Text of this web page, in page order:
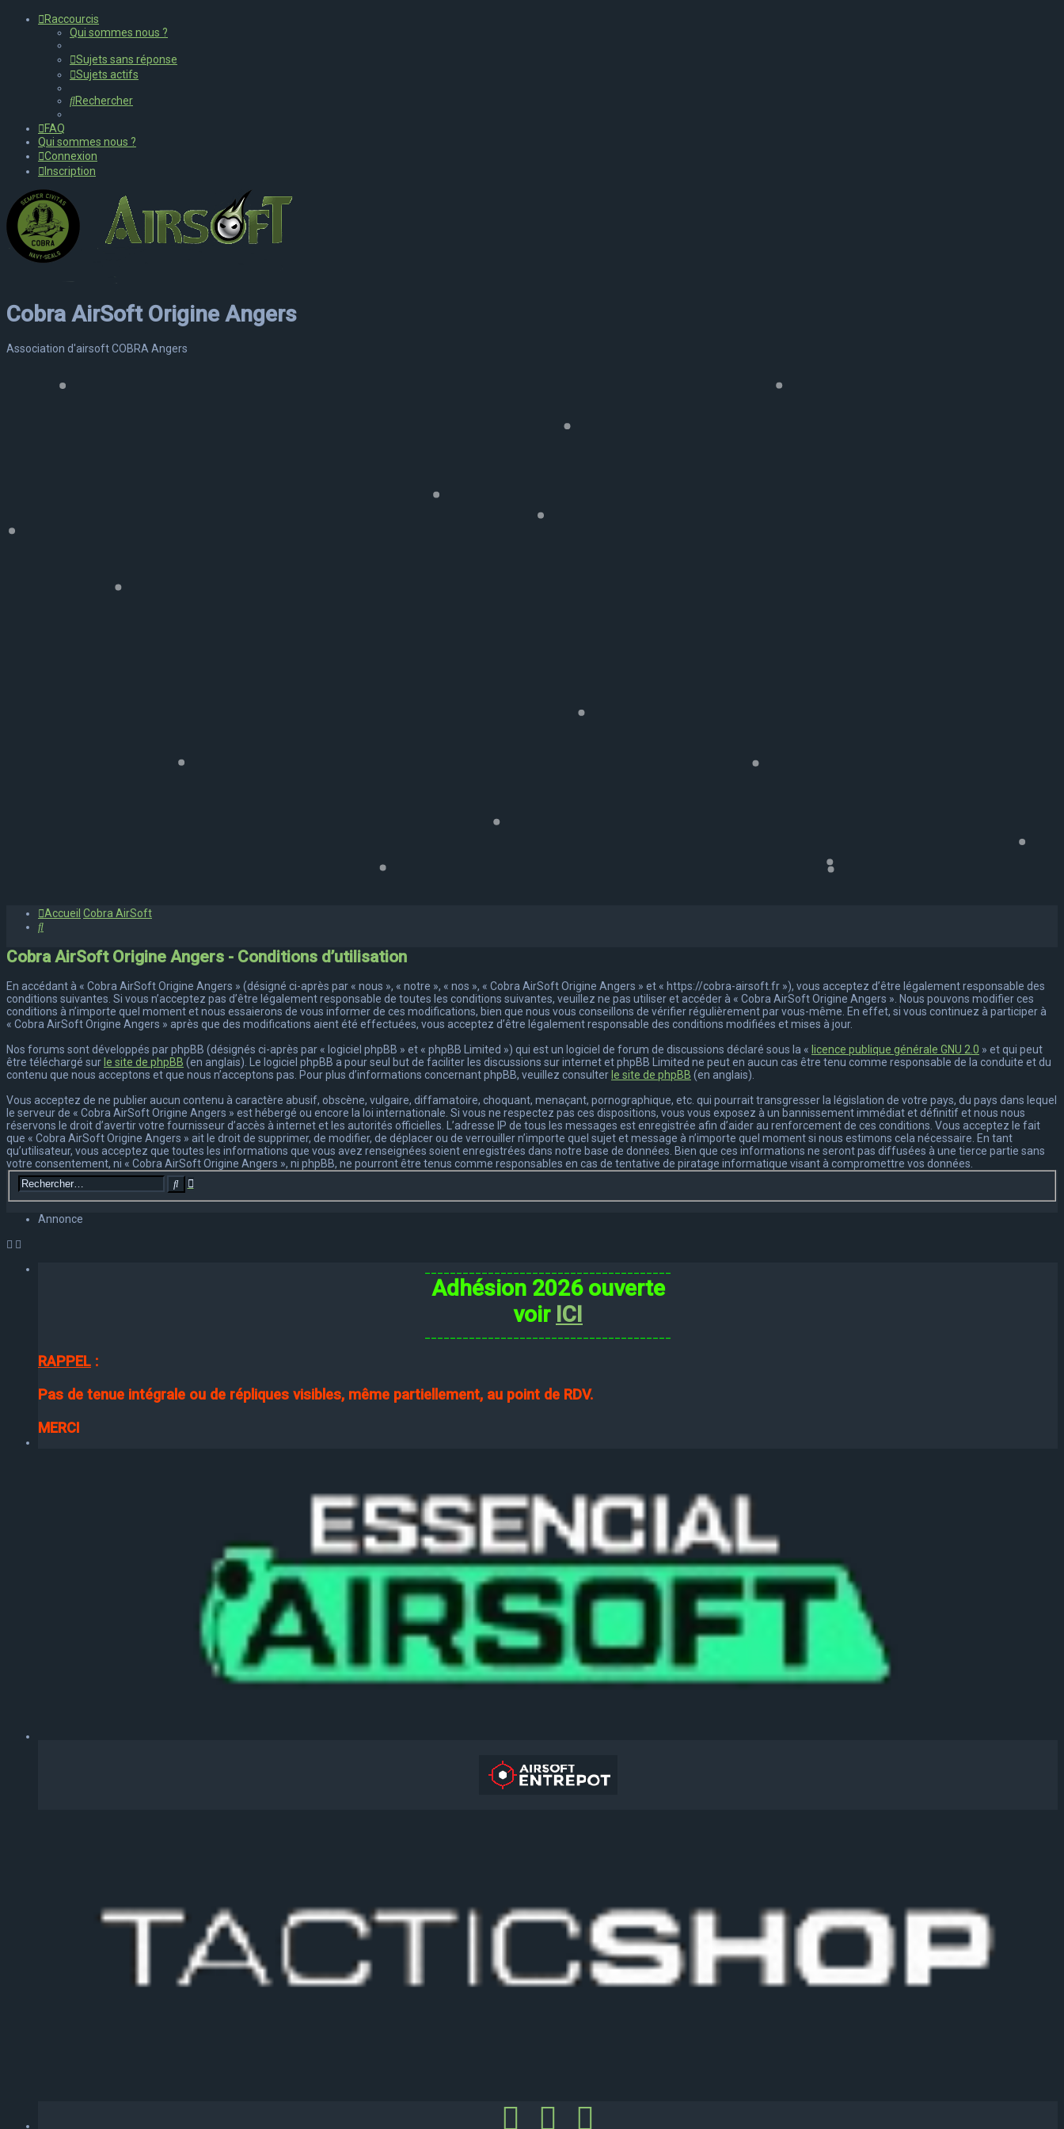
Raccourcis
Qui sommes nous ?
Sujets sans réponse
Sujets actifs
Rechercher
FAQ
Qui sommes nous ?
Connexion
Inscription
Cobra AirSoft Origine Angers
Association d'airsoft COBRA Angers
Accueil Cobra AirSoft
Rechercher
Cobra AirSoft Origine Angers - Conditions d’utilisation
En accédant à « Cobra AirSoft Origine Angers » (désigné ci-après par « nous », « notre », « nos », « Cobra AirSoft Origine Angers » et « https://cobra-airsoft.fr »), vous acceptez d’être légalement responsable des
conditions suivantes. Si vous n’acceptez pas d’être légalement responsable de toutes les conditions suivantes, veuillez ne pas utiliser et accéder à « Cobra AirSoft Origine Angers ». Nous pouvons modifier ces
conditions à n’importe quel moment et nous essaierons de vous informer de ces modifications, bien que nous vous conseillons de vérifier régulièrement par vous-même. En effet, si vous continuez à participer à
« Cobra AirSoft Origine Angers » après que des modifications aient été effectuées, vous acceptez d’être légalement responsable des conditions modifiées et mises à jour.
Nos forums sont développés par phpBB (désignés ci-après par « logiciel phpBB » et « phpBB Limited ») qui est un logiciel de forum de discussions déclaré sous la « licence publique générale GNU 2.0 » et qui peut
être téléchargé sur le site de phpBB (en anglais). Le logiciel phpBB a pour seul but de faciliter les discussions sur internet et phpBB Limited ne peut en aucun cas être tenu comme responsable de la conduite et du
contenu que nous acceptons et que nous n’acceptons pas. Pour plus d’informations concernant phpBB, veuillez consulter le site de phpBB (en anglais).
Vous acceptez de ne publier aucun contenu à caractère abusif, obscène, vulgaire, diffamatoire, choquant, menaçant, pornographique, etc. qui pourrait transgresser la législation de votre pays, du pays dans lequel
le serveur de « Cobra AirSoft Origine Angers » est hébergé ou encore la loi internationale. Si vous ne respectez pas ces dispositions, vous vous exposez à un bannissement immédiat et définitif et nous nous
réservons le droit d’avertir votre fournisseur d’accès à internet et les autorités officielles. L’adresse IP de tous les messages est enregistrée afin d’aider au renforcement de ces conditions. Vous acceptez le fait
que « Cobra AirSoft Origine Angers » ait le droit de supprimer, de modifier, de déplacer ou de verrouiller n’importe quel sujet et message à n’importe quel moment si nous estimons cela nécessaire. En tant
qu’utilisateur, vous acceptez que toutes les informations que vous avez renseignées soient enregistrées dans notre base de données. Bien que ces informations ne seront pas diffusées à une tierce partie sans
votre consentement, ni « Cobra AirSoft Origine Angers », ni phpBB, ne pourront être tenus comme responsables en cas de tentative de piratage informatique visant à compromettre vos données.
Rechercher
Recherche
Annonce
Adhésion 2026 ouverte
voir ICI
RAPPEL :
Pas de tenue intégrale ou de répliques visibles, même partiellement, au point de RDV.
MERCI